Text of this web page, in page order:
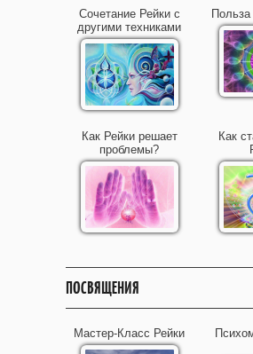
Сочетание Рейки с
другими техниками
Польза
Как Рейки решает
проблемы?
Как
ПОСВЯЩЕНИЯ
Мастер-Класс Рейки